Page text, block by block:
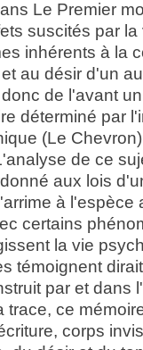
Le Premier
suscités par la
inhérents à la
au désir d'un
de l'avant
déterminé par
(Le
de ce
aux lois
à l'espèce
certains
la vie
témoignent
par et dans
trace, ce
corps